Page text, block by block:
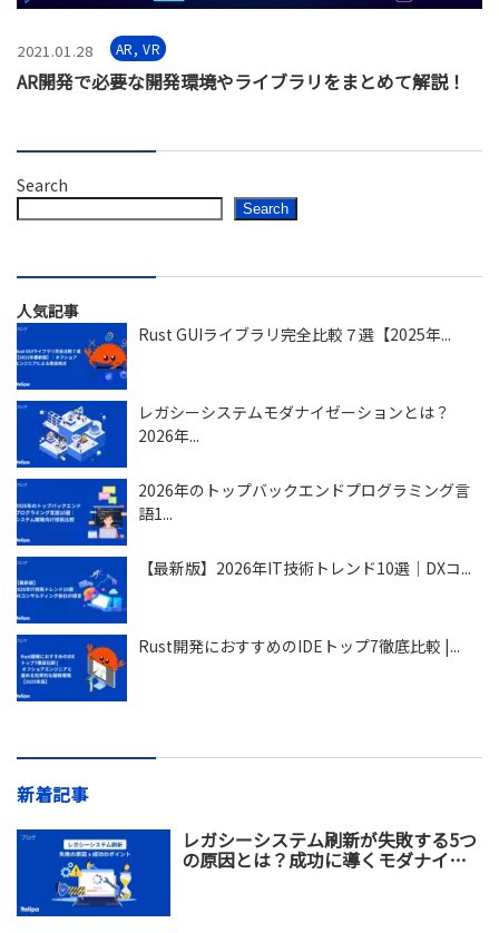
2021.01.28 AR, VR
AR開発で必要な開発環境やライブラリをまとめて解説！
Search
Search
人気記事
Rust GUIライブラリ完全比較７選【2025年...
レガシーシステムモダナイゼーションとは？
2026年...
2026年のトップバックエンドプログラミング言
語1...
【最新版】2026年IT技術トレンド10選｜DXコ...
Rust開発におすすめのIDEトップ7徹底比較 |...
新着記事
レガシーシステム刷新が失敗する5つ
の原因とは？成功に導くモダナイゼ